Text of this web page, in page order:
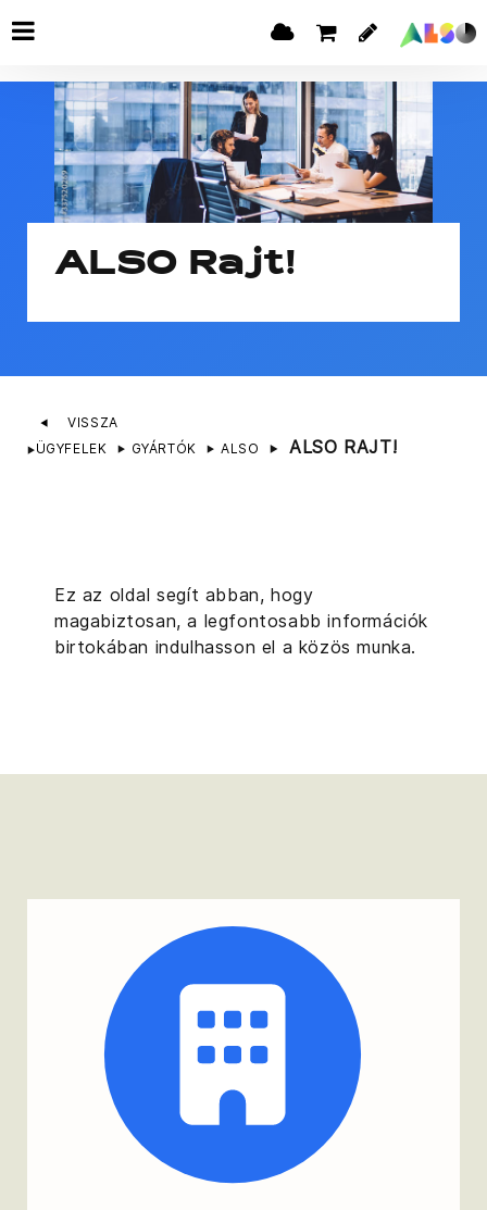
ALSO Rajt!
VISSZA
ÜGYFELEK
GYÁRTÓK ALSO ALSO RAJT!
Ez az oldal segít abban, hogy
magabiztosan, a legfontosabb információk
birtokában indulhasson el a közös munka.